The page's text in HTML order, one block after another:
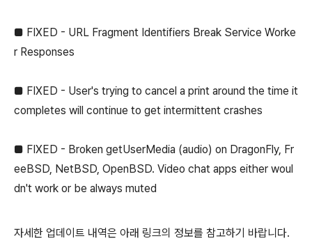
■ FIXED - URL Fragment Identifiers Break Service Worke
r Responses
■ FIXED - User's trying to cancel a print around the time it
completes will continue to get intermittent crashes
■ FIXED - Broken getUserMedia (audio) on DragonFly, Fr
eeBSD, NetBSD, OpenBSD. Video chat apps either woul
dn't work or be always muted
자세한 업데이트 내역은 아래 링크의 정보를 참고하기 바랍니다.